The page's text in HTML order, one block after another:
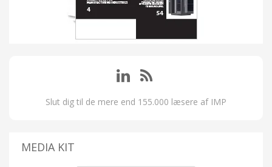
Slut dig til de mere end 155.000 læsere af IMP
MEDIA KIT